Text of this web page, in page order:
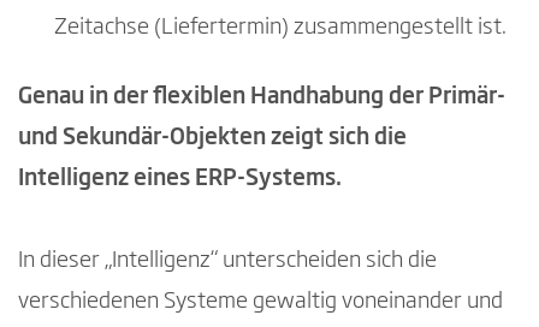
Zeitachse (Liefertermin) zusammengestellt ist.
Genau in der flexiblen Handhabung der Primär-
und Sekundär-Objekten zeigt sich die
Intelligenz eines ERP-Systems.
In dieser „Intelligenz“ unterscheiden sich die
verschiedenen Systeme gewaltig voneinander und